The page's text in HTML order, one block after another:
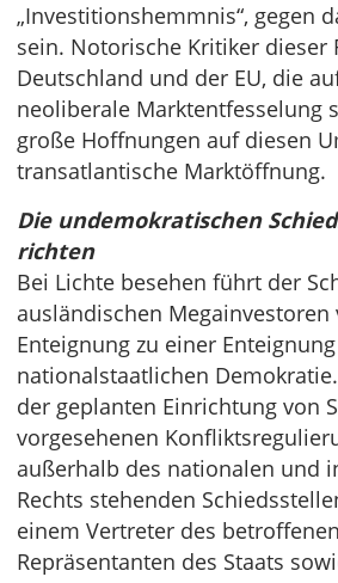
„Investitionshemmnis“, gegen
sein. Notorische Kritiker dieser
Deutschland und der EU, die
neoliberale Marktentfesselung
große Hoffnungen auf diesen
transatlantische Marktöffnung.
Die undemokratischen
richten
Bei Lichte besehen führt der
ausländischen
Enteignung zu einer
nationalstaatlichen
der geplanten Einrichtung von
vorgesehenen
außerhalb des nationalen und
Rechts stehenden
einem Vertreter des
Repräsentanten des Staats